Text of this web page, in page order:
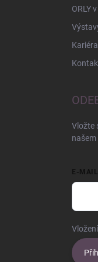
ORLY
Kariéra
Vložte
našem
E-MAIL